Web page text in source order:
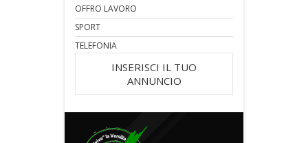
OFFRO LAVORO
SPORT
TELEFONIA
INSERISCI IL TUO
ANNUNCIO